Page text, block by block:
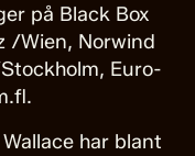
på Black Box
/Wien, Norwind
Euro-
har blant